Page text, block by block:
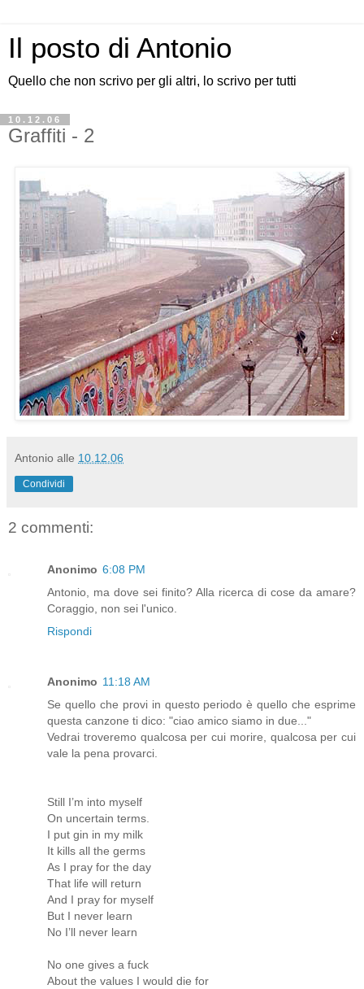
Il posto di Antonio
Quello che non scrivo per gli altri, lo scrivo per tutti
10.12.06
Graffiti - 2
Antonio alle 10.12.06
Condividi
2 commenti:
Anonimo 6:08 PM
Antonio, ma dove sei finito? Alla ricerca di cose da amare?
Coraggio, non sei l'unico.
Rispondi
Anonimo 11:18 AM
Se quello che provi in questo periodo è quello che esprime
questa canzone ti dico: "ciao amico siamo in due..."
Vedrai troveremo qualcosa per cui morire, qualcosa per cui
vale la pena provarci.
Still I’m into myself
On uncertain terms.
I put gin in my milk
It kills all the germs
As I pray for the day
That life will return
And I pray for myself
But I never learn
No I’ll never learn
No one gives a fuck
About the values I would die for